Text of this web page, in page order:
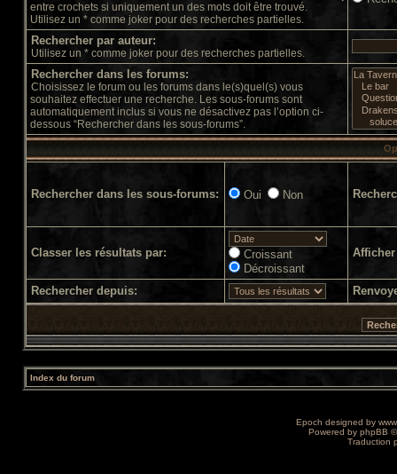
entre crochets si uniquement un des mots doit être trouvé.
Utilisez un * comme joker pour des recherches partielles.
Rechercher par auteur:
Utilisez un * comme joker pour des recherches partielles.
Rechercher dans les forums:
Choisissez le forum ou les forums dans le(s)quel(s) vous
souhaitez effectuer une recherche. Les sous-forums sont
automatiquement inclus si vous ne désactivez pas l’option ci-
dessous “Rechercher dans les sous-forums”.
Rechercher dans les sous-forums: Oui Non
Classer les résultats par:
Croissant
Décroissant
Rechercher depuis:
Index du forum
Epoch designed by
Powered by phpBB
Traduction